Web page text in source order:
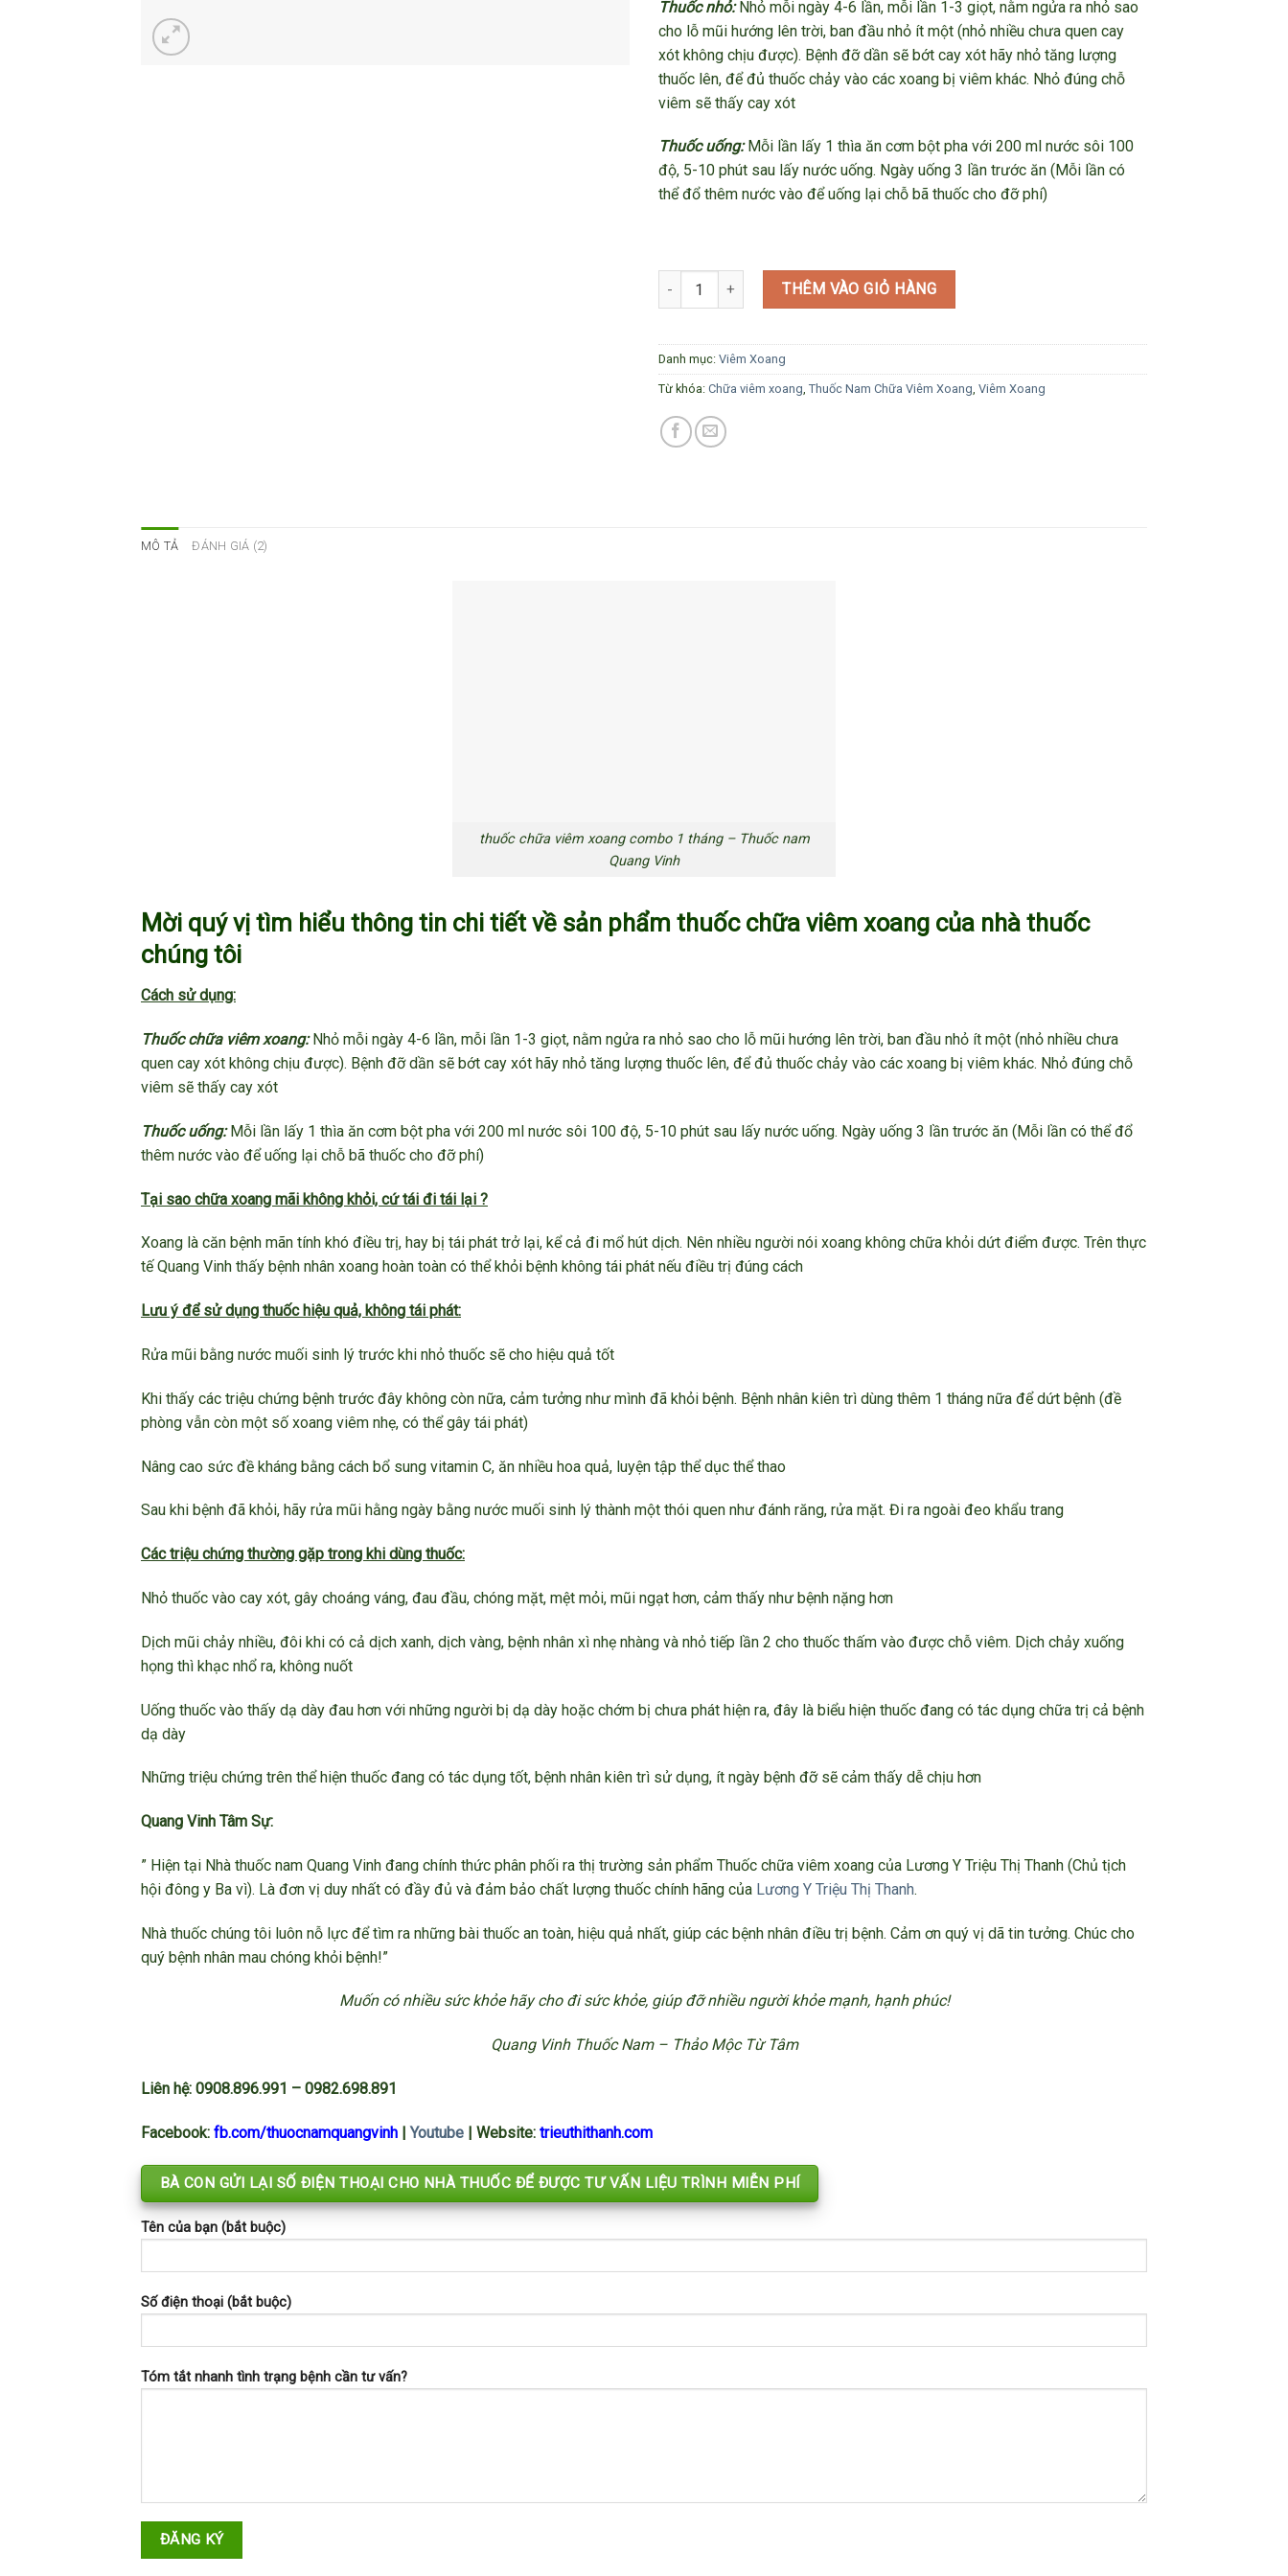
Thuốc nhỏ:Nhỏ mỗi ngày 4-6 lần, mỗi lần 1-3 giọt, nằm ngửa ra nhỏ sao
cho lỗ mũi hướng lên trời, ban đầu nhỏ ít một (nhỏ nhiều chưa quen cay
xót không chịu được). Bệnh đỡ dần sẽ bớt cay xót hãy nhỏ tăng lượng
thuốc lên, để đủ thuốc chảy vào các xoang bị viêm khác. Nhỏ đúng chỗ
viêm sẽ thấy cay xót
Thuốc uống:Mỗi lần lấy 1 thìa ăn cơm bột pha với 200 ml nước sôi 100
độ, 5-10 phút sau lấy nước uống. Ngày uống 3 lần trước ăn (Mỗi lần có
thể đổ thêm nước vào để uống lại chỗ bã thuốc cho đỡ phí)
Thuốc chữa viêm xoang - Liệu trình 1 tháng số lượng
THÊM VÀO GIỎ HÀNG
Danh mục: Viêm Xoang
Từ khóa: Chữa viêm xoang Thuốc Nam Chữa Viêm Xoang Viêm Xoang
MÔ TẢ ĐÁNH GIÁ (2)
thuốc chữa viêm xoang combo 1 tháng – Thuốc nam
Quang Vinh
Mời quý vị tìm hiểu thông tin chi tiết về sản phẩm thuốc chữa viêm xoang của nhà thuốc
chúng tôi
Cách sử dụng:
Thuốc chữa viêm xoang:Nhỏ mỗi ngày 4-6 lần, mỗi lần 1-3 giọt, nằm ngửa ra nhỏ sao cho lỗ mũi hướng lên trời, ban đầu nhỏ ít một (nhỏ nhiều chưa
quen cay xót không chịu được). Bệnh đỡ dần sẽ bớt cay xót hãy nhỏ tăng lượng thuốc lên, để đủ thuốc chảy vào các xoang bị viêm khác. Nhỏ đúng chỗ
viêm sẽ thấy cay xót
Thuốc uống:Mỗi lần lấy 1 thìa ăn cơm bột pha với 200 ml nước sôi 100 độ, 5-10 phút sau lấy nước uống. Ngày uống 3 lần trước ăn (Mỗi lần có thể đổ
thêm nước vào để uống lại chỗ bã thuốc cho đỡ phí)
Tại sao chữa xoang mãi không khỏi, cứ tái đi tái lại ?
Xoang là căn bệnh mãn tính khó điều trị, hay bị tái phát trở lại, kể cả đi mổ hút dịch. Nên nhiều người nói xoang không chữa khỏi dứt điểm được. Trên thực
tế Quang Vinh thấy bệnh nhân xoang hoàn toàn có thể khỏi bệnh không tái phát nếu điều trị đúng cách
Lưu ý để sử dụng thuốc hiệu quả, không tái phát:
Rửa mũi bằng nước muối sinh lý trước khi nhỏ thuốc sẽ cho hiệu quả tốt
Khi thấy các triệu chứng bệnh trước đây không còn nữa, cảm tưởng như mình đã khỏi bệnh. Bệnh nhân kiên trì dùng thêm 1 tháng nữa để dứt bệnh (đề
phòng vẫn còn một số xoang viêm nhẹ, có thể gây tái phát)
Nâng cao sức đề kháng bằng cách bổ sung vitamin C, ăn nhiều hoa quả, luyện tập thể dục thể thao
Sau khi bệnh đã khỏi, hãy rửa mũi hằng ngày bằng nước muối sinh lý thành một thói quen như đánh răng, rửa mặt. Đi ra ngoài đeo khẩu trang
Các triệu chứng thường gặp trong khi dùng thuốc:
Nhỏ thuốc vào cay xót, gây choáng váng, đau đầu, chóng mặt, mệt mỏi, mũi ngạt hơn, cảm thấy như bệnh nặng hơn
Dịch mũi chảy nhiều, đôi khi có cả dịch xanh, dịch vàng, bệnh nhân xì nhẹ nhàng và nhỏ tiếp lần 2 cho thuốc thấm vào được chỗ viêm. Dịch chảy xuống
họng thì khạc nhổ ra, không nuốt
Uống thuốc vào thấy dạ dày đau hơn với những người bị dạ dày hoặc chớm bị chưa phát hiện ra, đây là biểu hiện thuốc đang có tác dụng chữa trị cả bệnh
dạ dày
Những triệu chứng trên thể hiện thuốc đang có tác dụng tốt, bệnh nhân kiên trì sử dụng, ít ngày bệnh đỡ sẽ cảm thấy dễ chịu hơn
Quang Vinh Tâm Sự:
” Hiện tại Nhà thuốc nam Quang Vinh đang chính thức phân phối ra thị trường sản phẩm Thuốc chữa viêm xoang của Lương Y Triệu Thị Thanh (Chủ tịch
hội đông y Ba vì). Là đơn vị duy nhất có đầy đủ và đảm bảo chất lượng thuốc chính hãng của Lương Y Triệu Thị Thanh.
Nhà thuốc chúng tôi luôn nỗ lực để tìm ra những bài thuốc an toàn, hiệu quả nhất, giúp các bệnh nhân điều trị bệnh. Cảm ơn quý vị dã tin tưởng. Chúc cho
quý bệnh nhân mau chóng khỏi bệnh!”
Muốn có nhiều sức khỏe hãy cho đi sức khỏe, giúp đỡ nhiều người khỏe mạnh, hạnh phúc!
Quang Vinh Thuốc Nam – Thảo Mộc Từ Tâm
Liên hệ: 0908.896.991 – 0982.698.891
Facebook: fb.com/thuocnamquangvinh |Youtube | Website: trieuthithanh.com
BÀ CON GỬI LẠI SỐ ĐIỆN THOẠI CHO NHÀ THUỐC ĐỂ ĐƯỢC TƯ VẤN LIỆU TRÌNH MIỄN PHÍ
Tên của bạn (bắt buộc)
Số điện thoại (bắt buộc)
Tóm tắt nhanh tình trạng bệnh cần tư vấn?